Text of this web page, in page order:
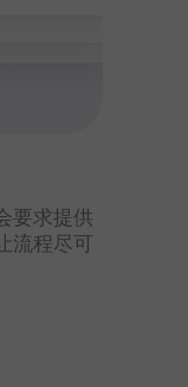
要求提供
流程尽可